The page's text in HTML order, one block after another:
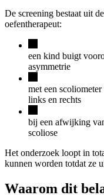
De screening bestaat uit
oefentherapeut:
een kind buigt
asymmetrie
met een
links en rechts
bij een afwijking
scoliose
Het onderzoek loopt in
kunnen worden totdat ze
Waarom dit